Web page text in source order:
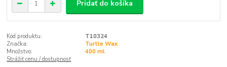
Pridať do košíka
Kód produktu:
T10324
Značka:
Turtle Wax
Množstvo:
400 ml
Strážiť cenu / dostupnosť